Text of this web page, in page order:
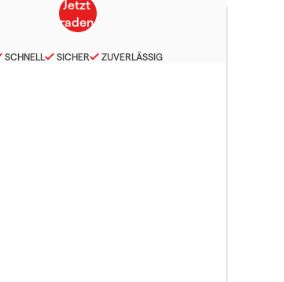
SCHNELL SICHER ZUVERLÄSSIG